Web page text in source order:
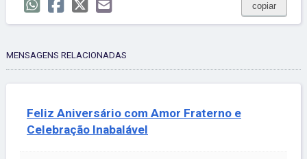
copiar
MENSAGENS RELACIONADAS
Feliz Aniversário com Amor Fraterno e
Celebração Inabalável